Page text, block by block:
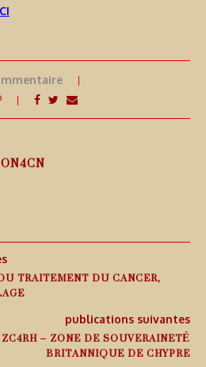
TRAITEMENT DU CANCER,
publications suivantes
– ZONE DE SOUVERAINETÉ
BRITANNIQUE DE CHYPRE